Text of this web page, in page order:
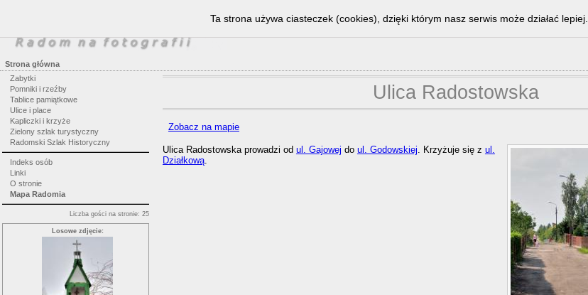
Strona główna
Zabytki
Pomniki i rzeźby
Tablice pamiątkowe
Ulice i place
Kapliczki i krzyże
Zielony szlak turystyczny
Radomski Szlak Historyczny
Indeks osób
Linki
O stronie
Mapa Radomia
Liczba gości na stronie: 25
Losowe zdjęcie:
Ulica Radostowska
Zobacz na mapie
Ulica Radostowska prowadzi od ul. Gajowej do ul. Godowskiej. Krzyżuje się z ul.
Działkową.
Ta strona używa ciasteczek (cookies), dzięki którym nasz serwis może działać lepiej.